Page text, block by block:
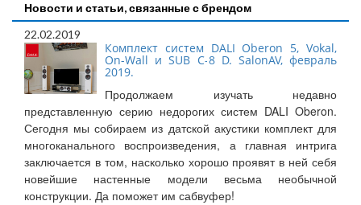
Новости и статьи, связанные с брендом
22.02.2019
Комплект систем DALI Oberon 5, Vokal,
On-Wall и SUB C-8 D. SalonAV, февраль
2019.
Продолжаем изучать недавно
представленную серию недорогих систем DALI Oberon.
Сегодня мы собираем из датской акустики комплект для
многоканального воспроизведения, а главная интрига
заключается в том, насколько хорошо проявят в ней себя
новейшие настенные модели весьма необычной
конструкции. Да поможет им сабвуфер!